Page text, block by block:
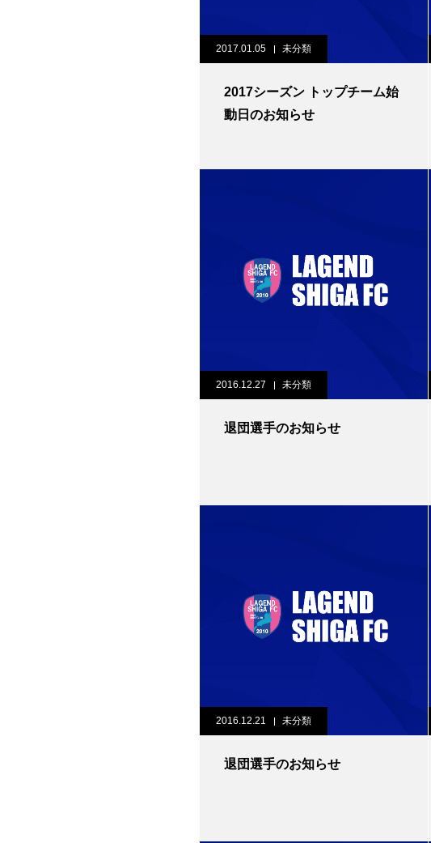
2017.01.05 未分類
2017シーズン トップチーム始
動日のお知らせ
2016.12.27 未分類
退団選手のお知らせ
2016.12.21 未分類
退団選手のお知らせ